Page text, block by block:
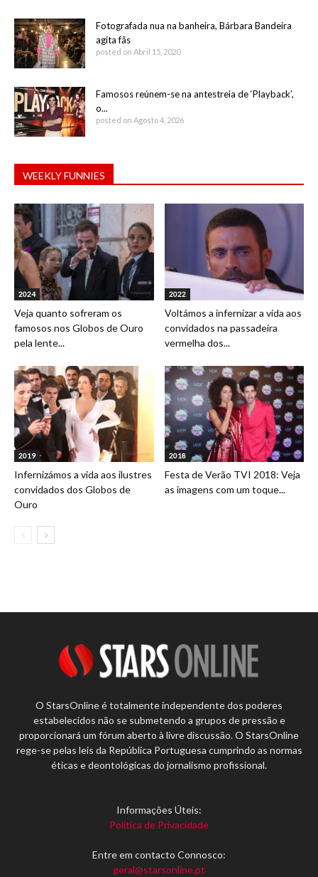
Fotografada nua na banheira, Bárbara Bandeira
agita fãs
posted on Abril 15, 2020
Famosos reúnem-se na antestreia de ‘Playback’,
o...
posted on Agosto 4, 2026
WEEKLY FUNNIES
2024
Veja quanto sofreram os
famosos nos Globos de Ouro
pela lente...
2022
Voltámos a infernizar a vida aos
convidados na passadeira
vermelha dos...
2019
Infernizámos a vida aos ilustres
convidados dos Globos de
Ouro
2018
Festa de Verão TVI 2018: Veja
as imagens com um toque...
O StarsOnline é totalmente independente dos poderes
estabelecidos não se submetendo a grupos de pressão e
proporcionará um fórum aberto à livre discussão. O StarsOnline
rege-se pelas leis da República Portuguesa cumprindo as normas
éticas e deontológicas do jornalismo profissional.
Informações Úteis:
Política de Privacidade
Entre em contacto Connosco:
geral@starsonline.pt